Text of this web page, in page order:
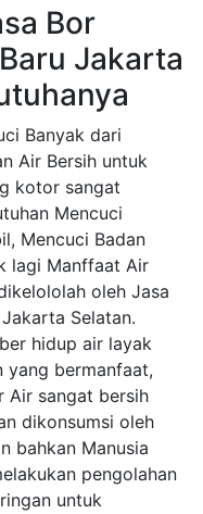
Bor
Jakarta
Banyak dari
Air Bersih untuk
kotor sangat
Mencuci
Mencuci Badan
lagi Manffaat Air
oleh Jasa
Selatan.
hidup air layak
yang bermanfaat,
Air sangat bersih
dikonsumsi oleh
bahkan Manusia
pengolahan
untuk